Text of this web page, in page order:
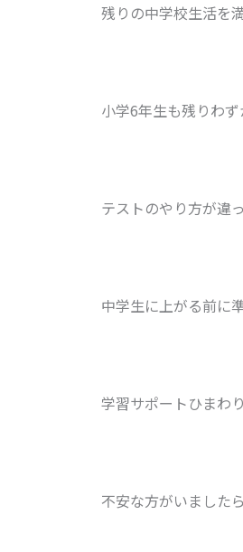
残りの中学校生活を
小学6年生も残りわず
テストのやり方が違
中学生に上がる前に
学習サポートひまわ
不安な方がいました